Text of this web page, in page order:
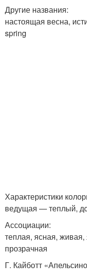
Осенний
Другие названия:
настоящая весна,
spring
Характеристики
ведущая — теплый,
Ассоциации:
теплая, ясная, живая,
прозрачная
Г. Кайботт